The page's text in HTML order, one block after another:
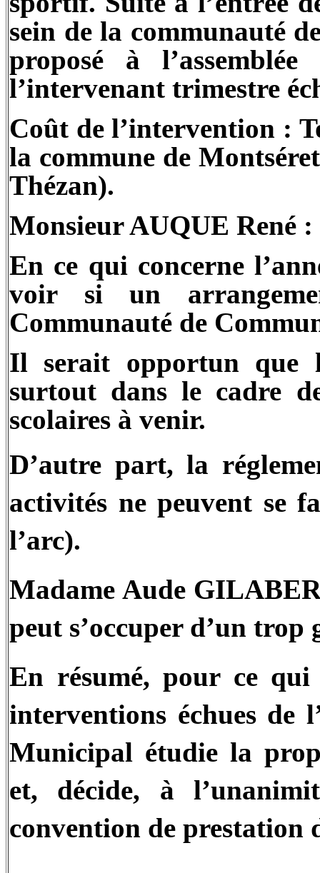
sein de la communauté
proposé à
l’intervenant trimestre
Coût de l’intervention :
la commune de
Thézan).
Monsieur AUQUE René :
En ce qui concerne
voir si un
Communauté de
Il serait opportun que
surtout dans le cadre
scolaires à venir.
D’autre part, la
activités ne peuvent se
l’arc).
Madame Aude
peut s’occuper d’un trop
En résumé, pour ce
interventions échues de
Municipal étudie la
et, décide, à
convention de prestation